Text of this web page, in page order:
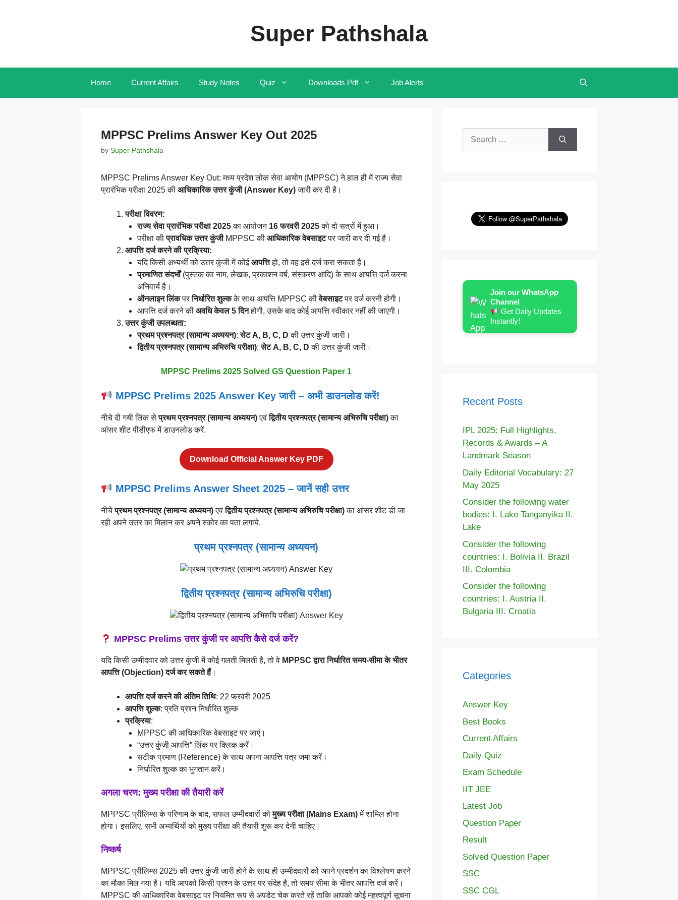
Super Pathshala
Home Current Affairs Study Notes Quiz Downloads Pdf Job Alerts
MPPSC Prelims Answer Key Out 2025
by Super Pathshala
MPPSC Prelims Answer Key Out: मध्य प्रदेश लोक सेवा आयोग (MPPSC) ने हाल ही में राज्य सेवा
प्रारंभिक परीक्षा 2025 की आधिकारिक उत्तर कुंजी (Answer Key)जारी कर दी है।
परीक्षा विवरण:
राज्य सेवा प्रारंभिक परीक्षा 2025का आयोजन 16 फरवरी 2025को दो सत्रों में हुआ।
परीक्षा कीप्रावधिक उत्तर कुंजीMPPSC की आधिकारिक वेबसाइटपर जारी कर दी गई है।
आपत्ति दर्ज करने की प्रक्रिया:
यदि किसी अभ्यर्थी को उत्तर कुंजी में कोईआपत्तिहो, तो वह इसे दर्ज करा सकता है।
प्रमाणित संदर्भों(पुस्तक का नाम, लेखक, प्रकाशन वर्ष, संस्करण आदि) के साथ आपत्ति दर्ज करना
अनिवार्य है।
ऑनलाइन लिंकपरनिर्धारित शुल्कके साथ आपत्ति MPPSC कीवेबसाइटपर दर्ज करनी होगी।
आपत्ति दर्ज करने की अवधि केवल 5 दिनहोगी, उसके बाद कोई आपत्ति स्वीकार नहीं की जाएगी।
उत्तर कुंजी उपलब्धता:
प्रथम प्रश्नपत्र (सामान्य अध्ययन):सेट A, B, C, D की उत्तर कुंजी जारी।
द्वितीय प्रश्नपत्र (सामान्य अभिरुचि परीक्षा):सेट A, B, C, D की उत्तर कुंजी जारी।
MPPSC Prelims 2025 Solved GS Question Paper 1
MPPSC Prelims 2025 Answer Key जारी – अभी डाउनलोड करें!
नीचे दी गयी लिंक सेप्रथम प्रश्नपत्र (सामान्य अध्ययन)एवंद्वितीय प्रश्नपत्र (सामान्य अभिरुचि परीक्षा)का
आंसर शीट पीडीएफ में डाउनलोड करें.
Download Official Answer Key PDF
MPPSC Prelims Answer Sheet 2025 – जानें सही उत्तर
नीचेप्रथम प्रश्नपत्र (सामान्य अध्ययन)एवंद्वितीय प्रश्नपत्र (सामान्य अभिरुचि परीक्षा)का आंसर शीट डी जा
रही अपने उत्तर का मिलान कर अपने स्कोर का पता लगाये.
प्रथम प्रश्नपत्र (सामान्य अध्ययन)
द्वितीय प्रश्नपत्र (सामान्य अभिरुचि परीक्षा)
MPPSC Prelims उत्तर कुंजी पर आपत्ति कैसे दर्ज करें?
यदि किसी उम्मीदवार को उत्तर कुंजी में कोई गलती मिलती है, तो वे MPPSC द्वारा निर्धारित समय-सीमा के भीतर
आपत्ति (Objection) दर्ज कर सकते हैं।
आपत्ति दर्ज करने की अंतिम तिथि: 22 फरवरी 2025
आपत्ति शुल्क: प्रति प्रश्न निर्धारित शुल्क
प्रक्रिया:
MPPSC की आधिकारिक वेबसाइट पर जाएं।
“उत्तर कुंजी आपत्ति” लिंक पर क्लिक करें।
सटीक प्रमाण (Reference) के साथ अपना आपत्ति पत्र जमा करें।
निर्धारित शुल्क का भुगतान करें।
अगला चरण: मुख्य परीक्षा की तैयारी करें
MPPSC प्रीलिम्स के परिणाम के बाद, सफल उम्मीदवारों कोमुख्य परीक्षा (Mains Exam)में शामिल होना
होगा। इसलिए, सभी अभ्यर्थियों को मुख्य परीक्षा की तैयारी शुरू कर देनी चाहिए।
निष्कर्ष
MPPSC प्रीलिम्स 2025 की उत्तर कुंजी जारी होने के साथ ही उम्मीदवारों को अपने प्रदर्शन का विश्लेषण करने
का मौका मिल गया है। यदि आपको किसी प्रश्न के उत्तर पर संदेह है, तो समय सीमा के भीतर आपत्ति दर्ज करें।
MPPSC की आधिकारिक वेबसाइट पर नियमित रूप से अपडेट चेक करते रहें ताकि आपको कोई महत्वपूर्ण सूचना
Search
Join our WhatsApp
Channel
Get Daily Updates
Instantly!
Recent Posts
IPL 2025: Full Highlights,
Records & Awards – A
Landmark Season
Daily Editorial Vocabulary: 27
May 2025
Consider the following water
bodies: I. Lake Tanganyika II.
Lake
Consider the following
countries: I. Bolivia II. Brazil
III. Colombia
Consider the following
countries: I. Austria II.
Bulgaria III. Croatia
Categories
Answer Key
Best Books
Current Affairs
Daily Quiz
Exam Schedule
IIT JEE
Latest Job
Question Paper
Result
Solved Question Paper
SSC
SSC CGL